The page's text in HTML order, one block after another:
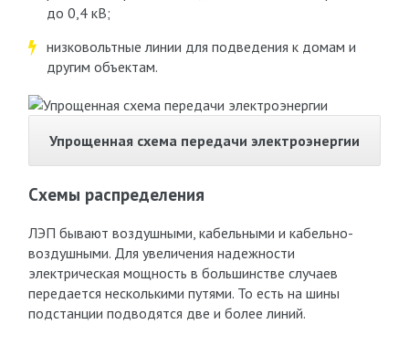
до 0,4 кВ;
низковольтные линии для подведения к домам и
другим объектам.
Упрощенная схема передачи электроэнергии
Схемы распределения
ЛЭП бывают воздушными, кабельными и кабельно-
воздушными. Для увеличения надежности
электрическая мощность в большинстве случаев
передается несколькими путями. То есть на шины
подстанции подводятся две и более линий.